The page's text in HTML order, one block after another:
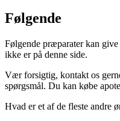
Følgende
Følgende præparater kan
ikke er på denne side.
Vær forsigtig, kontakt os
spørgsmål. Du kan købe
Hvad er et af de fleste andre